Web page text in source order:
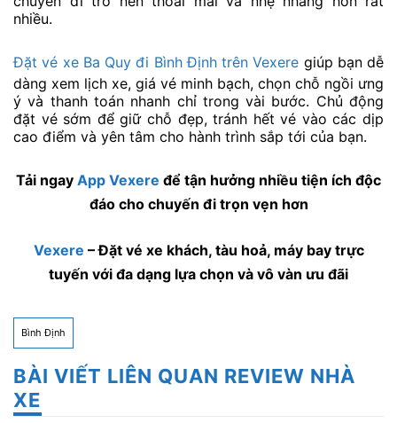
nhiều.
Đặt vé xe Ba Quy đi Bình Định trên Vexere giúp bạn dễ
dàng xem lịch xe, giá vé minh bạch, chọn chỗ ngồi ưng
ý và thanh toán nhanh chỉ trong vài bước. Chủ động
đặt vé sớm để giữ chỗ đẹp, tránh hết vé vào các dịp
cao điểm và yên tâm cho hành trình sắp tới của bạn.
Tải ngay App Vexere để tận hưởng nhiều tiện ích độc
đáo cho chuyến đi trọn vẹn hơn
Vexere – Đặt vé xe khách, tàu hoả, máy bay trực
tuyến với đa dạng lựa chọn và vô vàn ưu đãi
Bình Định
BÀI VIẾT LIÊN QUAN REVIEW NHÀ
XE